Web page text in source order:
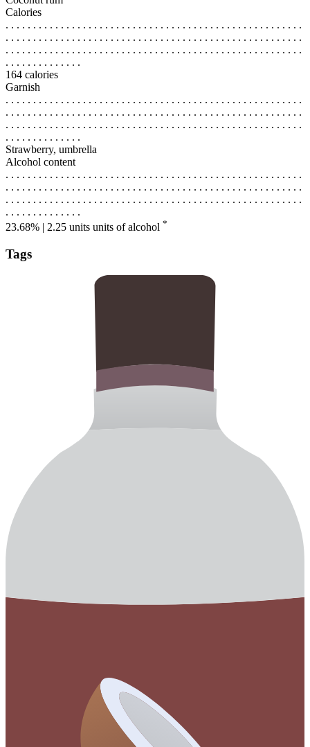
Calories
. . . . . . . . . . . . . . . . . . . . . . . . . . . . . . . . . . . . . . . . . . . . . . . . . . . . . .
. . . . . . . . . . . . . . . . . . . . . . . . . . . . . . . . . . . . . . . . . . . . . . . . . . . . . .
. . . . . . . . . . . . . . . . . . . . . . . . . . . . . . . . . . . . . . . . . . . . . . . . . . . . . .
. . . . . . . . . . . . . .
164 calories
Garnish
. . . . . . . . . . . . . . . . . . . . . . . . . . . . . . . . . . . . . . . . . . . . . . . . . . . . . .
. . . . . . . . . . . . . . . . . . . . . . . . . . . . . . . . . . . . . . . . . . . . . . . . . . . . . .
. . . . . . . . . . . . . . . . . . . . . . . . . . . . . . . . . . . . . . . . . . . . . . . . . . . . . .
. . . . . . . . . . . . . .
Strawberry, umbrella
Alcohol content
. . . . . . . . . . . . . . . . . . . . . . . . . . . . . . . . . . . . . . . . . . . . . . . . . . . . . .
. . . . . . . . . . . . . . . . . . . . . . . . . . . . . . . . . . . . . . . . . . . . . . . . . . . . . .
. . . . . . . . . . . . . . . . . . . . . . . . . . . . . . . . . . . . . . . . . . . . . . . . . . . . . .
. . . . . . . . . . . . . .
23.68% | 2.25 units units of alcohol *
Tags